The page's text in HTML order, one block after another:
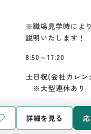
※職場見学時によ
説明いたします！
8:50～17:20
土日祝(会社カレ
※大型連休あり
詳細を見る